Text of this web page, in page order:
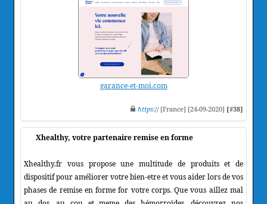
garance-et-moi.com
https:// [France] [24-09-2020] [#38]
Xhealthy, votre partenaire remise en forme
Xhealthy.fr vous propose une multitude de produits et de
dispositif pour améliorer votre bien-etre et vous aider lors de vos
phases de remise en forme for votre corps. Que vous aillez mal